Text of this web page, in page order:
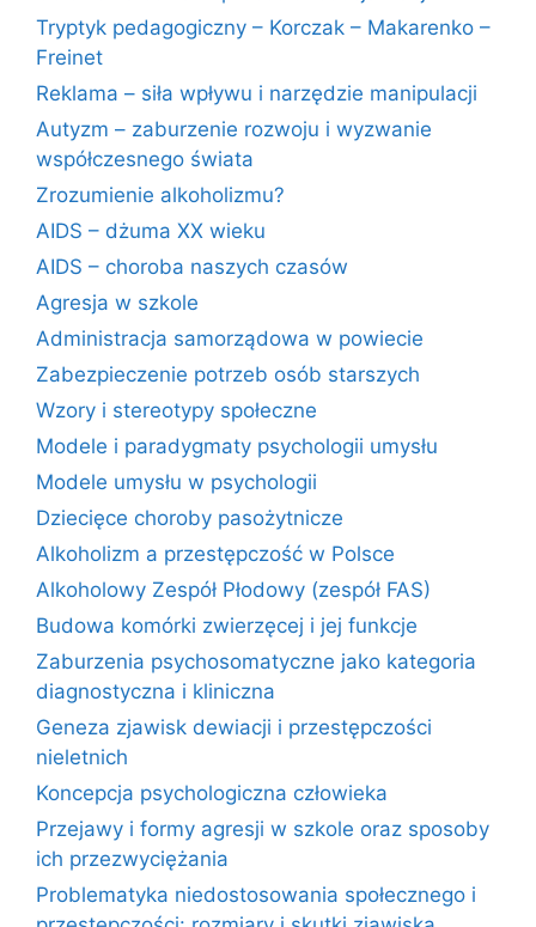
Tryptyk pedagogiczny – Korczak – Makarenko –
Freinet
Reklama – siła wpływu i narzędzie manipulacji
Autyzm – zaburzenie rozwoju i wyzwanie
współczesnego świata
Zrozumienie alkoholizmu?
AIDS – dżuma XX wieku
AIDS – choroba naszych czasów
Agresja w szkole
Administracja samorządowa w powiecie
Zabezpieczenie potrzeb osób starszych
Wzory i stereotypy społeczne
Modele i paradygmaty psychologii umysłu
Modele umysłu w psychologii
Dziecięce choroby pasożytnicze
Alkoholizm a przestępczość w Polsce
Alkoholowy Zespół Płodowy (zespół FAS)
Budowa komórki zwierzęcej i jej funkcje
Zaburzenia psychosomatyczne jako kategoria
diagnostyczna i kliniczna
Geneza zjawisk dewiacji i przestępczości
nieletnich
Koncepcja psychologiczna człowieka
Przejawy i formy agresji w szkole oraz sposoby
ich przezwyciężania
Problematyka niedostosowania społecznego i